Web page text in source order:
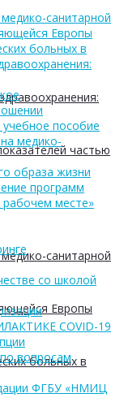
частью
санитарной
Европы
больных в
санитарной
Европы
больных в
пособие
медико-
образа жизни
программ
рабочем месте»
со школой
COVID-19
вопросам
ФГБУ «НМИЦ